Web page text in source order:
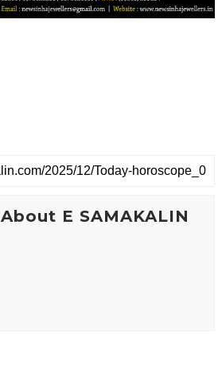
About E SAMAKALIN